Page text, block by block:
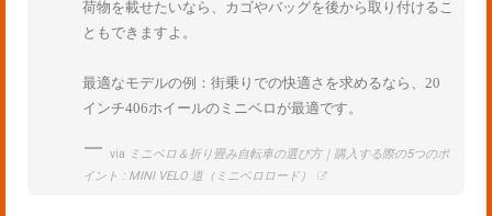
荷物を載せたいなら、カゴやバッグを後から取り付けるこ
ともできますよ。
最適なモデルの例：街乗りでの快適さを求めるなら、20
インチ406ホイールのミニベロが最適です。
via ミニベロ＆折り畳み自転車の選び方｜購入する際の5つのポ
イント : MINI VELO 道（ミニベロロード）